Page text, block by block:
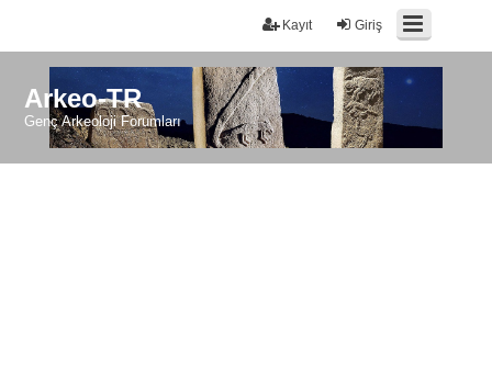
Giriş
Kayıt
Arkeo-TR
Genç Arkeoloji Forumları